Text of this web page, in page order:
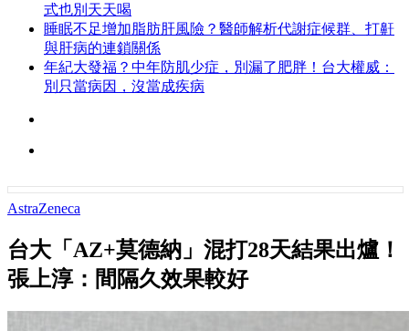
式也別天天喝
睡眠不足增加脂肪肝風險？醫師解析代謝症候群、打鼾
與肝病的連鎖關係
年紀大發福？中年防肌少症，別漏了肥胖！台大權威：
別只當病因，沒當成疾病
AstraZeneca
台大「AZ+莫德納」混打28天結果出爐！
張上淳：間隔久效果較好